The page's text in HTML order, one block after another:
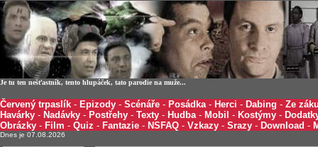
Je tu ten nešťastník, tento hlupáček, tato parodie na muže...
Červený trpaslík - Epizody - Scénáře - Posádka- Herci - Dabing - Ze
Havárky - Nadávky - Postřehy - Texty - Hudba- Mobil - Kostýmy -
Obrázky - Film - Quiz - Fantazie - NSFAQ - Vzkazy - Srazy - Download -
Dnes je 07.08.2026